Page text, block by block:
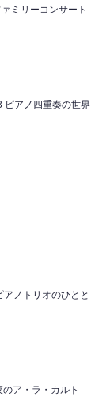
ミリーコンサート
ピアノ四重奏の世界
アノトリオのひとと
ア・ラ・カルト